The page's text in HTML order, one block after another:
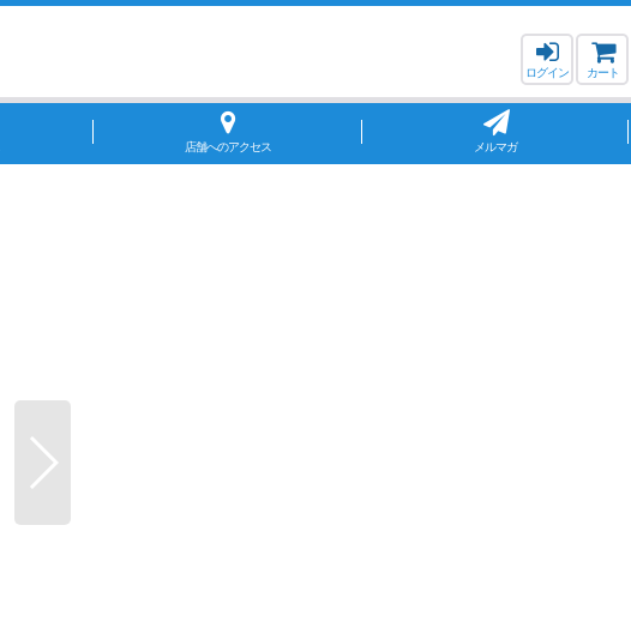
ログイン カート
店舗へのアクセス メルマガ